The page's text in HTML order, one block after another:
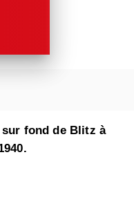
sur fond de Blitz à